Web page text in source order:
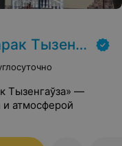
Тызенгаўза
Тызенгаўза» —
и атмосферой